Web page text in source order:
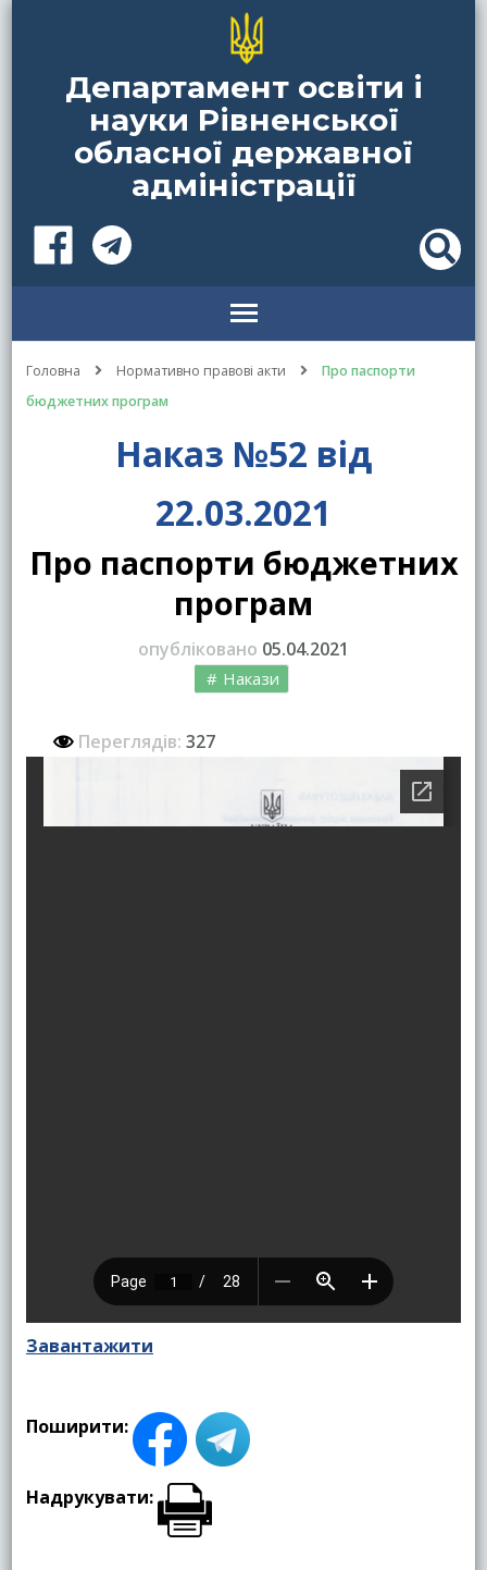
Департамент освіти і
науки Рівненської
обласної державної
адміністрації
Головна Нормативно правові акти
Про паспорти
бюджетних програм
Наказ №52 від
22.03.2021
Про паспорти бюджетних
програм
опубліковано 05.04.2021
Накази
Переглядів: 327
Завантажити
Поширити:
Надрукувати: